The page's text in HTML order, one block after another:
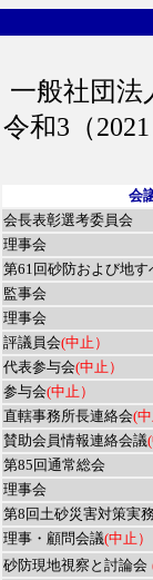
一般社団法
令和3（
会
会長表彰選考委員会
理事会
第61回砂防および地
監事会
理事会
評議員会(中止）
代表参与会(中止）
参与会(中止）
直轄事務所長連絡会(
賛助会員情報連絡会議
第85回通常総会
理事会
第8回土砂災害対策実
理事・顧問会議(中止
砂防現地視察と討論会